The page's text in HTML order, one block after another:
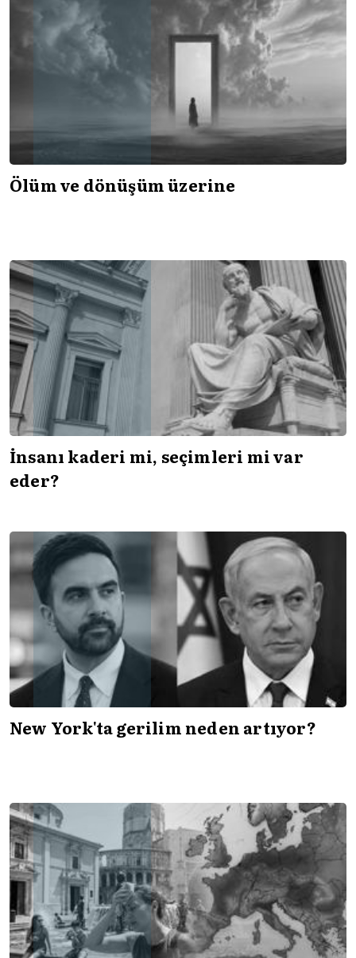
Ölüm ve dönüşüm üzerine
İnsanı kaderi mi, seçimleri mi var
eder?
New York'ta gerilim neden artıyor?